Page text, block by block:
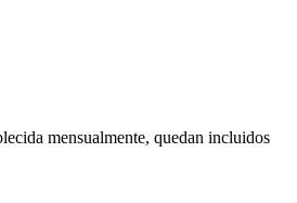
mensualmente, quedan incluidos